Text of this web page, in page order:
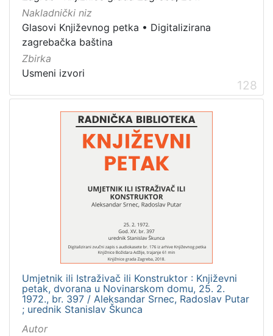
Nakladnički niz
Glasovi Književnog petka • Digitalizirana
zagrebačka baština
Zbirka
Usmeni izvori
128
Umjetnik ili Istraživač ili Konstruktor : Književni
petak, dvorana u Novinarskom domu, 25. 2.
1972., br. 397 / Aleksandar Srnec, Radoslav Putar
; urednik Stanislav Škunca
Autor